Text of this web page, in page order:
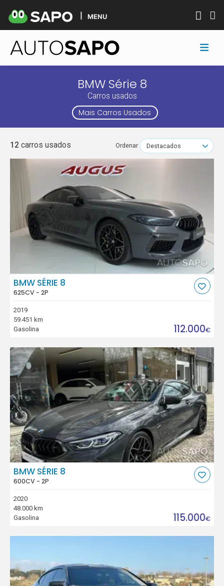
MENU
BMW Série 8
Carros usados
Mais Carros Usados
12 carros usados Ordenar Destacados
BMW SÉRIE 8
625CV - 2P
2019
59.451 km
Gasolina
112.000€
BMW SÉRIE 8
600CV - 2P
2020
48.000 km
Gasolina
115.000€